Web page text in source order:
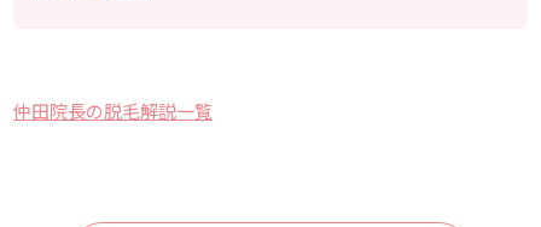
仲田院長の脱毛解説一覧